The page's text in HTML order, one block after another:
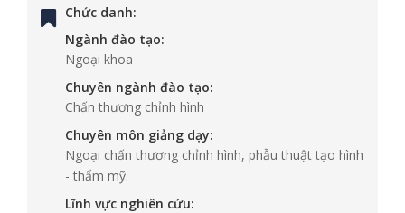
Chức danh:
Ngành đào tạo:
Ngoại khoa
Chuyên ngành đào tạo:
Chấn thương chỉnh hình
Chuyên môn giảng dạy:
Ngoại chấn thương chỉnh hình, phẫu thuật tạo hình
- thẩm mỹ.
Lĩnh vực nghiên cứu: